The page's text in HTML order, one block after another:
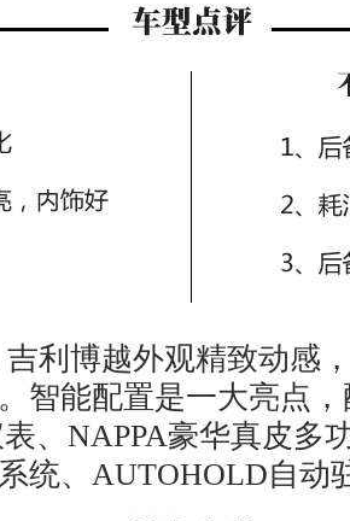
利博越外观精致动感
智能配置是一大亮点
、NAPPA豪华真皮多
统、AUTOHOLD自动